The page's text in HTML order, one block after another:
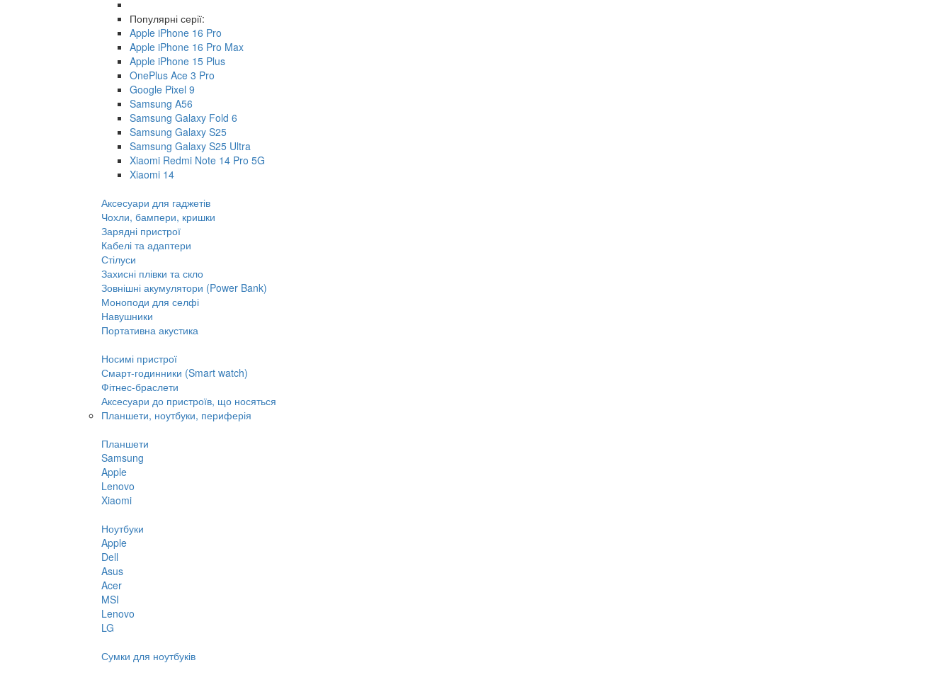
Популярні серії:
Apple iPhone 16 Pro
Apple iPhone 16 Pro Max
Apple iPhone 15 Plus
OnePlus Ace 3 Pro
Google Pixel 9
Samsung A56
Samsung Galaxy Fold 6
Samsung Galaxy S25
Samsung Galaxy S25 Ultra
Xiaomi Redmi Note 14 Pro 5G
Xiaomi 14
Аксесуари для гаджетів
Чохли, бампери, кришки
Зарядні пристрої
Кабелі та адаптери
Стілуси
Захисні плівки та скло
Зовнішні акумулятори (Power Bank)
Моноподи для селфі
Навушники
Портативна акустика
Носимі пристрої
Смарт-годинники (Smart watch)
Фітнес-браслети
Аксесуари до пристроїв, що носяться
Планшети, ноутбуки, периферія
Планшети
Samsung
Apple
Lenovo
Xiaomi
Ноутбуки
Apple
Dell
Asus
Acer
MSI
Lenovo
LG
Сумки для ноутбуків